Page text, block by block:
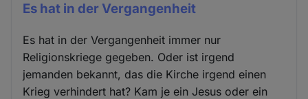
Es hat in der Vergangenheit
Es hat in der Vergangenheit immer nur
Religionskriege gegeben. Oder ist irgend
jemanden bekannt, das die Kirche irgend einen
Krieg verhindert hat? Kam je ein Jesus oder ein